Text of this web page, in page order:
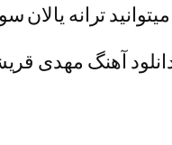
ترانه یالان
آهنگ مهدی